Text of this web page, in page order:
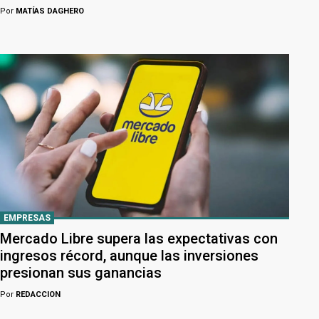
Por MATÍAS DAGHERO
EMPRESAS
Mercado Libre supera las expectativas con
ingresos récord, aunque las inversiones
presionan sus ganancias
Por REDACCION